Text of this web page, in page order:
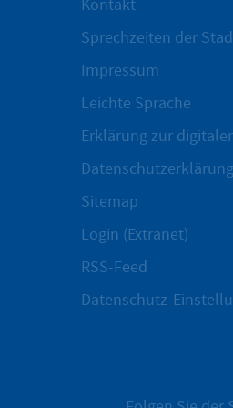
Kontakt
Sprechzeiten der
Impressum
Leichte Sprache
Erklärung zur
Datenschutzerklärung
Sitemap
Login (Extranet)
RSS-Feed
Datenschutz-